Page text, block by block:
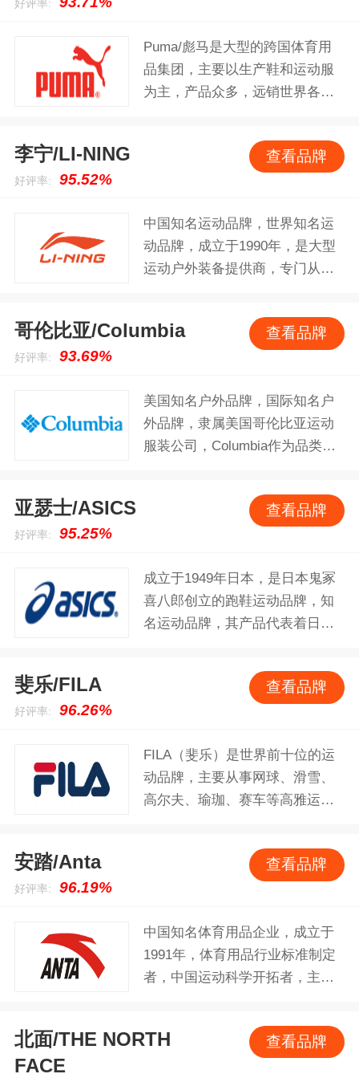
好评率:
Puma/彪马是大型的跨国体育用
品集团，主要以生产鞋和运动服
为主，产品众多，远销世界各
是年轻人最爱的品牌之一，Puma
做了秋衣和球鞋，就连麦当娜的
世界巡回演唱会中，也是穿着
PUMA的鞋。
李宁/LI-NING
好评率: 95.52%
查看品牌
中国知名运动品牌，世界知名运
动品牌，成立于1990年，是大型
运动户外装备提供商，专门从事
的体育用品企业，已逐步成为代
表中国的、国际领先的运动品牌
哥伦比亚/Columbia
好评率: 93.69%
查看品牌
美国知名户外品牌，国际知名户
外品牌，隶属美国哥伦比亚运动
服装公司，Columbia作为品类丰
过70年的品牌经验，旗下主营产
品有卫衣、鞋袜、防晒衣、羽绒
亚瑟士/ASICS
好评率: 95.25%
查看品牌
成立于1949年日本，是日本鬼冢
喜八郎创立的跑鞋运动品牌，知
名运动品牌，其产品代表着日本
坚持高科技、高品质的标准，研
发了多项专利，将防止穿着者受
斐乐/FILA
好评率: 96.26%
查看品牌
FILA（斐乐）是世界前十位的运
动品牌，主要从事网球、滑雪、
高尔夫、瑜珈、赛车等高雅运动
计风格、卓尔不群的高雅气质和
独特的产品功效，使FILA（斐
由FILA兄弟在意大利BIELLA创
立，至今已经有一百多年历史。
上个世纪七十年代，FILA配合多
并在之后的岁月里先后开发了高
尔夫、网球、健身，瑜伽、跑步
安踏/Anta
好评率: 96.19%
查看品牌
中国知名体育用品企业，成立于
1991年，体育用品行业标准制定
者，中国运动科学开拓者，主要
踏品牌的体育用品，包括运动
鞋、服装及配饰。2008年开始推
北面/THE NORTH
FACE
查看品牌